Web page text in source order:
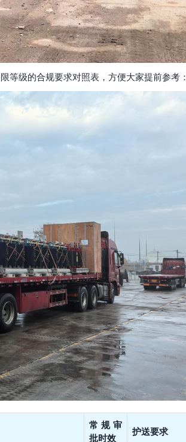
等级的合规要求对照表，方便大家提前参考：
常规审
批时效
护送要求